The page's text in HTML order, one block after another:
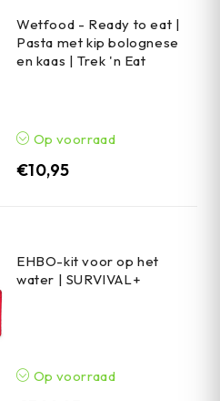
Wetfood - Ready to eat |
Pasta met kip bolognese
en kaas | Trek 'n Eat
Op voorraad
€10,95
EHBO-kit voor op het
water | SURVIVAL+
Op voorraad